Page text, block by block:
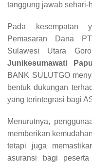
tanggung jawab sehari-
Pada kesempatan
Pemasaran Dana
Sulawesi Utara
Junikesumawati
BANK SULUTGO
bentuk dukungan
yang terintegrasi bagi
Menurutnya,
memberikan
tetapi juga
asuransi bagi